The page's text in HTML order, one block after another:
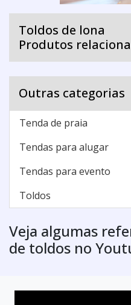
Toldos de lona
Produtos
Outras categorias
Tenda de praia
Tendas para alugar
Tendas para evento
Toldos
Veja algumas
de toldos no